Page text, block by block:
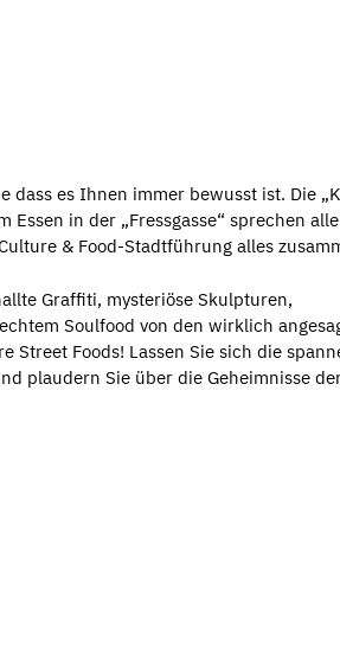
dass es Ihnen immer bewusst ist. Die
in der „Fressgasse“ sprechen alle
& Food-Stadtführung alles
Graffiti, mysteriöse Skulpturen,
Soulfood von den wirklich
Foods! Lassen Sie sich die
plaudern Sie über die Geheimnisse